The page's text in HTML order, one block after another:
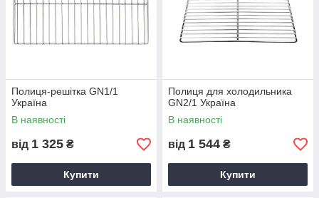
Полиця-решітка GN1/1
Україна
В наявності
від 1 325 ₴
Купити
Полиця для холодильника
GN2/1 Україна
В наявності
від 1 544 ₴
Купити